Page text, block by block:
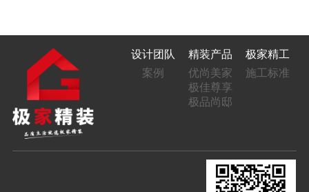
设计团队
案例
精装产品
优尚美家
极佳尊享
极品尚邸
极家精工
施工标准